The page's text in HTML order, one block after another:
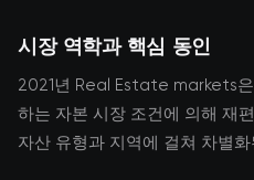
시장 역학과 핵심 동인
2021년 Real Estate markets
하는 자본 시장 조건에 의해 재
자산 유형과 지역에 걸쳐 차별